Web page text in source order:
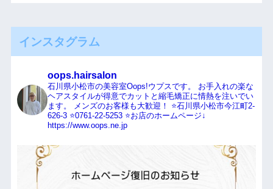
インスタグラム
oops.hairsalon
石川県小松市の美容室Oops!ウプスです。
お手入れの楽な
ヘアスタイルが得意でカットと縮毛矯正に情熱を注いでい
ます。
メンズのお客様も大歓迎！
⭐️石川県小松市今江町2-
626-3⭐️0761-22-5253⭐️お店のホームページ↓
https://www.oops.ne.jp